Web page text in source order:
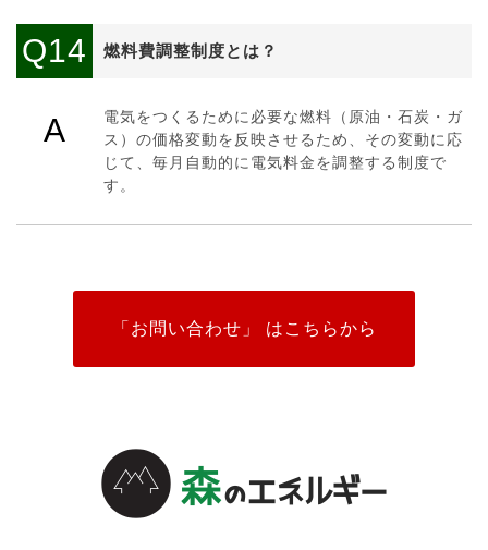
Q14 燃料費調整制度とは？
A
電気をつくるために必要な燃料（原油・石炭・ガ
ス）の価格変動を反映させるため、その変動に応
じて、毎月自動的に電気料金を調整する制度で
す。
「お問い合わせ」 はこちらから